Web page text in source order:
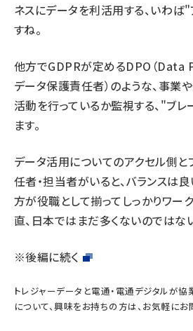
ネスにデータを利活用する、いわ
すね。
他方でGDPRが定めるDPO（
データ保護責任者）のような、事業
活動を行っているか監視する、"ブ
ます。
データ活用についてのアクセル側と
任者・担当者がいると、バランスは良
方が役職として揃ってしっかりワー
直、日本ではまだ多くないのではな
※後編に続く
トレジャーデータと電通・電通デジタルが協
について、興味をお持ちの方は、お気軽にお